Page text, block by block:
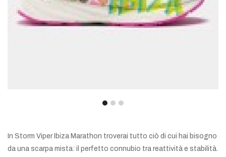
In Storm Viper Ibiza Marathon troverai tutto ciò di cui hai bisogno
da una scarpa mista: il perfetto connubio tra reattività e stabilità.